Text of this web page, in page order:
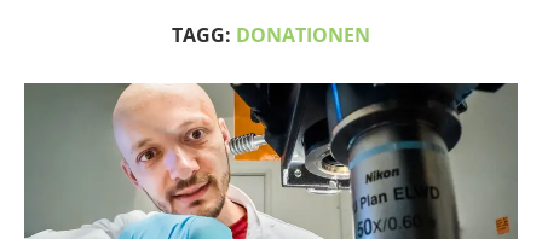
TAGG: DONATIONEN